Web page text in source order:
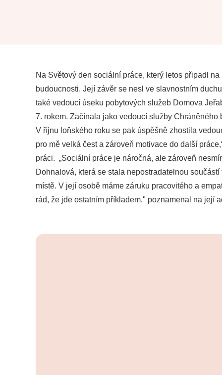
Na Světový den sociální práce, který letos připadl
budoucnosti. Její závěr se nesl ve slavnostním
také vedoucí úseku pobytových služeb Domova
7. rokem. Začínala jako vedoucí služby
V říjnu loňského roku se pak úspěšně zhostila
pro mě velká čest a zároveň motivace do další
práci. „Sociální práce je náročná, ale zároveň
Dohnalová, která se stala nepostradatelnou
místě. V její osobě máme záruku pracovitého a
rád, že jde ostatním příkladem," poznamenal na její